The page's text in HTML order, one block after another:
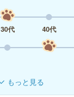
30代 40代
もっと見る